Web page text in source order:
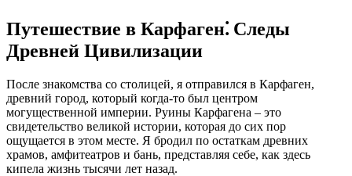
Путешествие в Карфаген⁚ Следы
Древней Цивилизации
После знакомства со столицей, я отправился в Карфаген,
древний город, который когда-то был центром
могущественной империи. Руины Карфагена – это
свидетельство великой истории, которая до сих пор
ощущается в этом месте. Я бродил по остаткам древних
храмов, амфитеатров и бань, представляя себе, как здесь
кипела жизнь тысячи лет назад.